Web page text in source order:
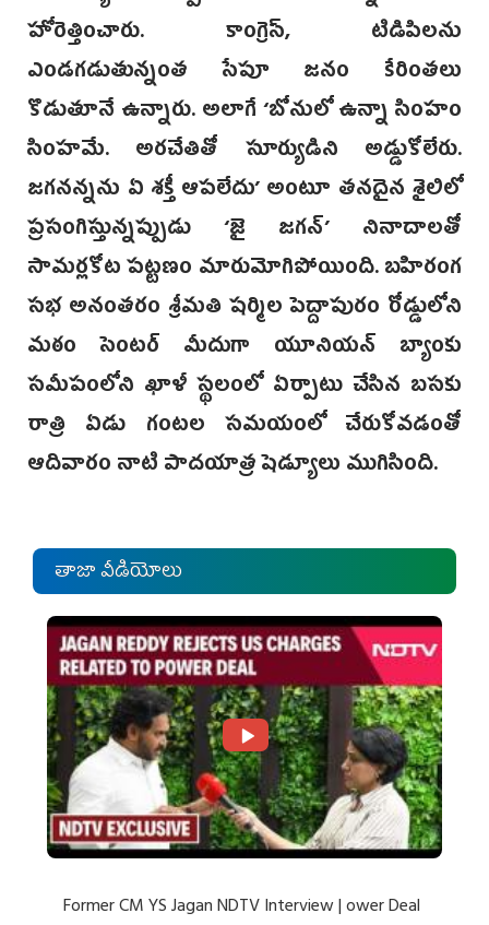
హోరెత్తించారు. కాంగ్రెస్, ‌టిడిపిలను
ఎండగడుతున్నంత సేపూ జనం కేరింతలు
కొడుతూనే ఉన్నారు. అలాగే ‘బోనులో ఉన్నా సింహం
సింహమే. అరచేతితో సూర్యుడిని అడ్డుకోలేరు.
జగనన్నను ఏ శక్తీ ఆపలేదు’ అంటూ తనదైన శైలిలో
ప్రసంగిస్తున్నప్పుడు ‘జై జగన్’ నినాదాలతో
సామర్లకోట పట్టణం మారుమోగిపోయింది. బహిరంగ
సభ అనంతరం శ్రీమతి షర్మిల పెద్దాపురం రోడ్డులోని
మఠం సెంటర్ మీదుగా యూనియ‌న్ బ్యాంకు
సమీపంలోని ఖాళీ స్థలంలో ఏర్పాటు చేసిన బసకు
రాత్రి ఏడు‌ గంటల సమయంలో చేరుకోవడంతో
ఆదివారం నాటి పాదయాత్ర షెడ్యూలు ముగిసింది.
తాజా వీడియోలు
Former CM YS Jagan NDTV Interview | ower Deal